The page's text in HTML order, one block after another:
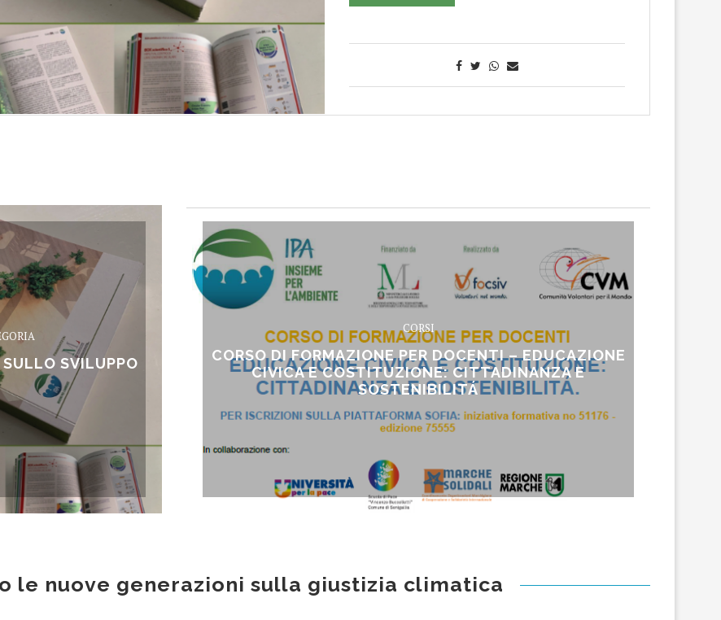
SVILUPPO
CORSI
CORSO DI FORMAZIONE PER DOCENTI – EDUCAZIONE
CIVICA E COSTITUZIONE: CITTADINANZA E
SOSTENIBILITÁ
le nuove generazioni sulla giustizia climatica